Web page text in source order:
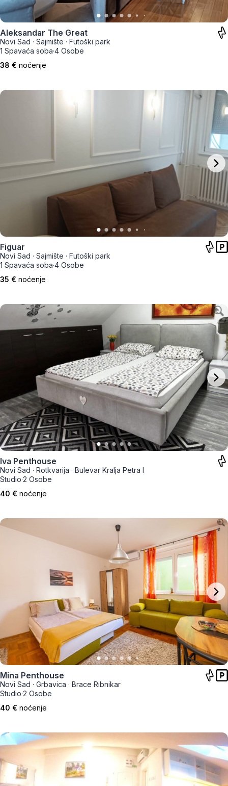
Aleksandar The Great
Novi Sad · Sajmište · Futoški park
1 Spavaća soba·4 Osobe
38 € noćenje
Figuar
Novi Sad · Sajmište · Futoški park
1 Spavaća soba·4 Osobe
35 € noćenje
Iva Penthouse
Novi Sad · Rotkvarija · Bulevar Kralja Petra I
Studio·2 Osobe
40 € noćenje
Mina Penthouse
Novi Sad · Grbavica · Brace Ribnikar
Studio·2 Osobe
40 € noćenje